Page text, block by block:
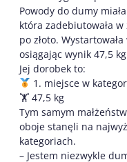
Powody do dumy
która zadebiutowała
po złoto.
osiągając wynik 47,5
Jej dorobek to:
1. miejsce w
🏋️ 47,5 kg
Tym samym
oboje stanęli na
kategoriach.
– Jestem niezwykle